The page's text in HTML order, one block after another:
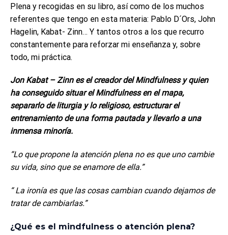
Plena y recogidas en su libro, así como de los muchos
referentes que tengo en esta materia: Pablo D´Ors, John
Hagelin, Kabat- Zinn… Y tantos otros a los que recurro
constantemente para reforzar mi enseñanza y, sobre
todo, mi práctica.
Jon Kabat – Zinn es el creador del Mindfulness y quien
ha conseguido situar el Mindfulness en el mapa,
separarlo de liturgia y lo religioso, estructurar el
entrenamiento de una forma pautada y llevarlo a una
inmensa minoría.
“Lo que propone la atención plena no es que uno cambie
su vida, sino que se enamore de ella.”
“ La ironía es que las cosas cambian cuando dejamos de
tratar de cambiarlas.”
¿Qué es el mindfulness o atención plena?